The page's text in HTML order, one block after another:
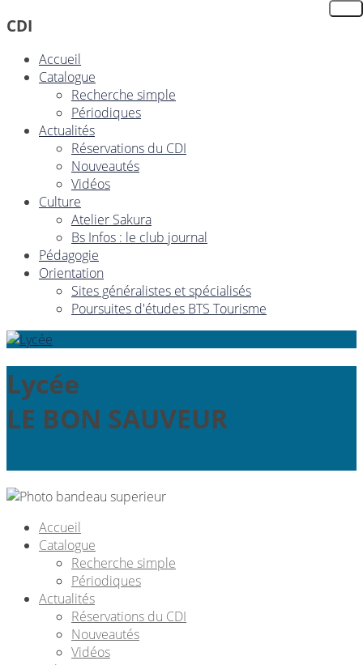
CDI
Accueil
Catalogue
Recherche simple
Périodiques
Actualités
Réservations du CDI
Nouveautés
Vidéos
Culture
Atelier Sakura
Bs Infos : le club journal
Pédagogie
Orientation
Sites généralistes et spécialisés
Poursuites d'études BTS Tourisme
Lycée
LE BON SAUVEUR
Accueil
Catalogue
Recherche simple
Périodiques
Actualités
Réservations du CDI
Nouveautés
Vidéos